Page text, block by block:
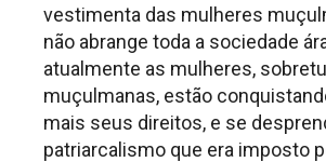
vestimenta das mulheres
não abrange toda a sociedade
atualmente as mulheres,
muçulmanas, estão
mais seus direitos, e se
patriarcalismo que era imposto